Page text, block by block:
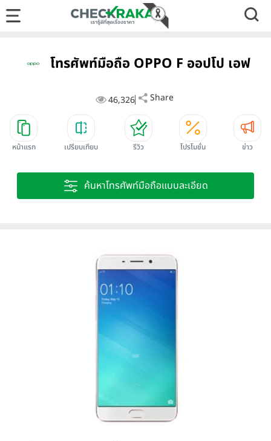
โทรศัพท์มือถือ OPPO F ออปโป เอฟ
46,326 Share
หน้าแรก เปรียบเทียบ รีวิว โปรโมชั่น ข่าว
ค้นหาโทรศัพท์มือถือแบบละเอียด